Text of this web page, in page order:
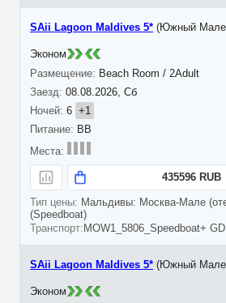
08.08.2026, Сб
6 +1
SAii Lagoon Maldives 5* (Южный Мале
Beach Room / 2Adult
BB
435596 RUB
Мальдивы: Москва-Мале
(Speedboat)
MOW1_5806_Speedboat+
Эконом
SAii Lagoon Maldives 5* (Южный Мале
Эконом